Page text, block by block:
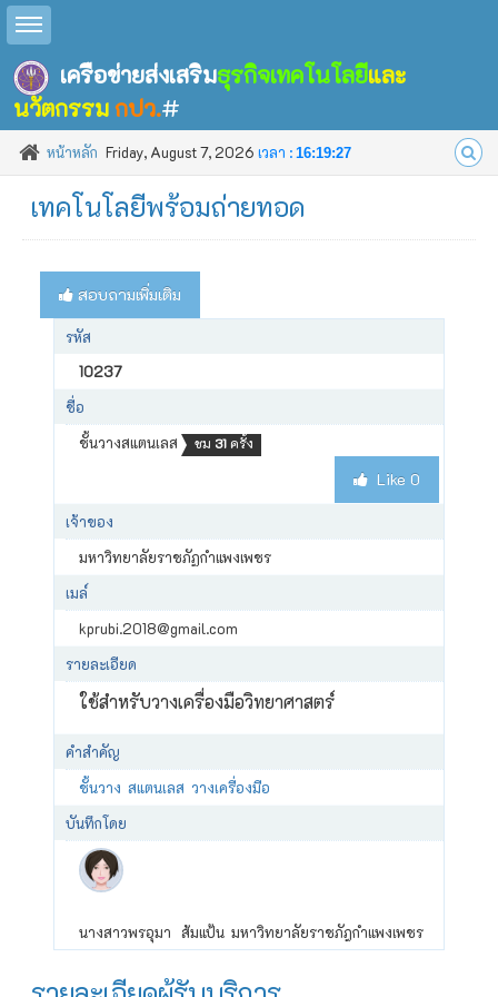
Toggle sidebar
เครือข่ายส่งเสริมธุรกิจเทคโนโลยีและ
นวัตกรรมกปว.#
หน้าหลัก Friday, August 7, 2026 เวลา : 16:19:27
เทคโนโลยีพร้อมถ่ายทอด
สอบถามเพิ่มเติม
รหัส
10237
ชื่อ
ชั้นวางสแตนเลส
ชม 31 ครั้ง
Like 0
เจ้าของ
มหาวิทยาลัยราชภัฏกำแพงเพชร
เมล์
kprubi.2018@gmail.com
รายละเอียด
ใช้สำหรับวางเครื่องมือวิทยาศาสตร์
คำสำคัญ
ชั้นวาง สแตนเลส วางเครื่องมือ
บันทึกโดย
นางสาวพรอุมา ส้มแป้น มหาวิทยาลัยราชภัฎกำแพงเพชร